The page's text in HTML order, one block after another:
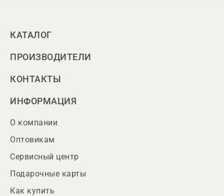
КАТАЛОГ
ПРОИЗВОДИТЕЛИ
КОНТАКТЫ
ИНФОРМАЦИЯ
О компании
Оптовикам
Сервисный центр
Подарочные карты
Как купить